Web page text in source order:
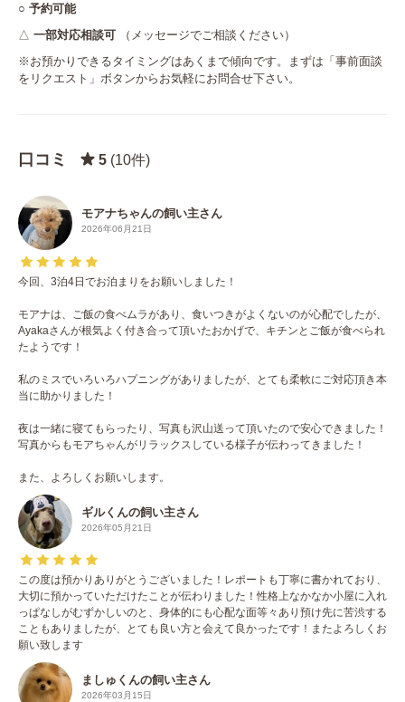
○ 予約可能
△ 一部対応相談可
（メッセージでご相談ください）
※お預かりできるタイミングはあくまで傾向です。まずは「事前面談
をリクエスト」ボタンからお気軽にお問合せ下さい。
口コミ 5 (10件)
モアナちゃんの飼い主さん
2026年06月21日
今回、3泊4日でお泊まりをお願いしました！
モアナは、ご飯の食べムラがあり、食いつきがよくないのが心配でしたが、
Ayakaさんが根気よく付き合って頂いたおかげで、キチンとご飯が食べられ
たようです！
私のミスでいろいろハプニングがありましたが、とても柔軟にご対応頂き本
当に助かりました！
夜は一緒に寝てもらったり、写真も沢山送って頂いたので安心できました！
写真からもモアちゃんがリラックスしている様子が伝わってきました！
また、よろしくお願いします。
ギルくんの飼い主さん
2026年05月21日
この度は預かりありがとうございました！レポートも丁寧に書かれており、
大切に預かっていただけたことが伝わりました！性格上なかなか小屋に入れ
っぱなしがむずかしいのと、身体的にも心配な面等々あり預け先に苦渋する
こともありましたが、とても良い方と会えて良かったです！またよろしくお
願い致します
ましゅくんの飼い主さん
2026年03月15日